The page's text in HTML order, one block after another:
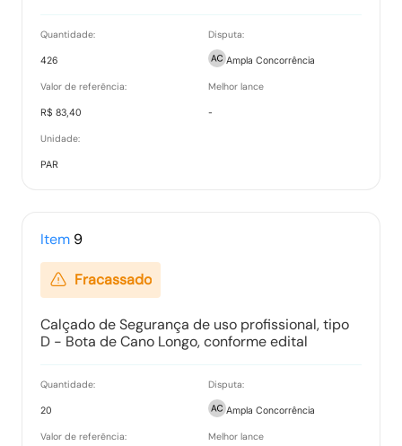
Quantidade:
426
Disputa:
Ampla Concorrência
Valor de referência:
R$ 83,40
Melhor lance
-
Unidade:
PAR
Item 9
Fracassado
Calçado de Segurança de uso profissional, tipo
D - Bota de Cano Longo, conforme edital
Quantidade:
20
Disputa:
Ampla Concorrência
Valor de referência: Melhor lance